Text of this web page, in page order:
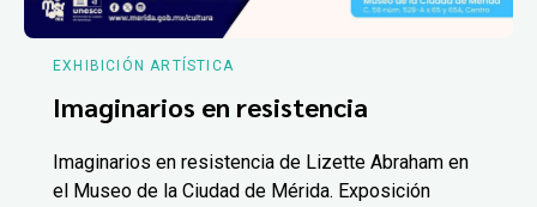
EXHIBICIÓN ARTÍSTICA
Imaginarios en resistencia
Imaginarios en resistencia de Lizette Abraham en
el Museo de la Ciudad de Mérida. Exposición